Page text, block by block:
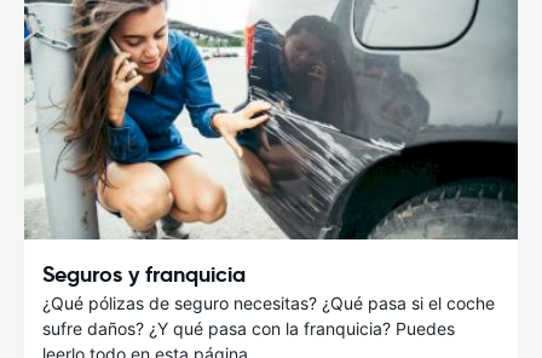
Seguros y franquicia
¿Qué pólizas de seguro necesitas? ¿Qué pasa si el coche
sufre daños? ¿Y qué pasa con la franquicia? Puedes
leerlo todo en esta página